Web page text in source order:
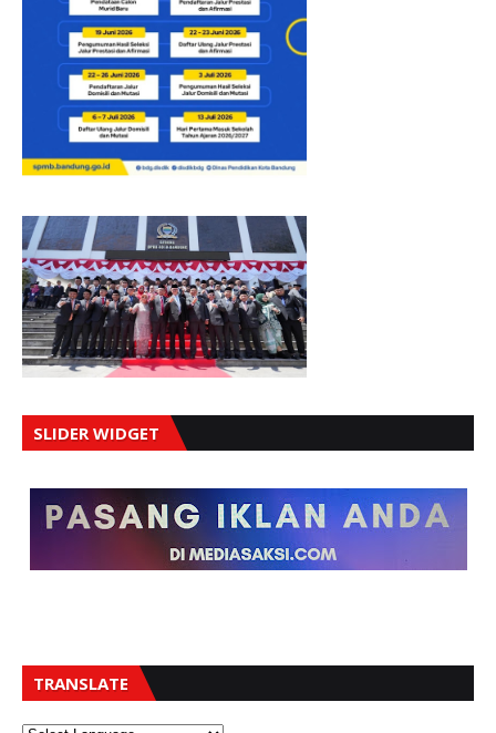
SLIDER WIDGET
TRANSLATE